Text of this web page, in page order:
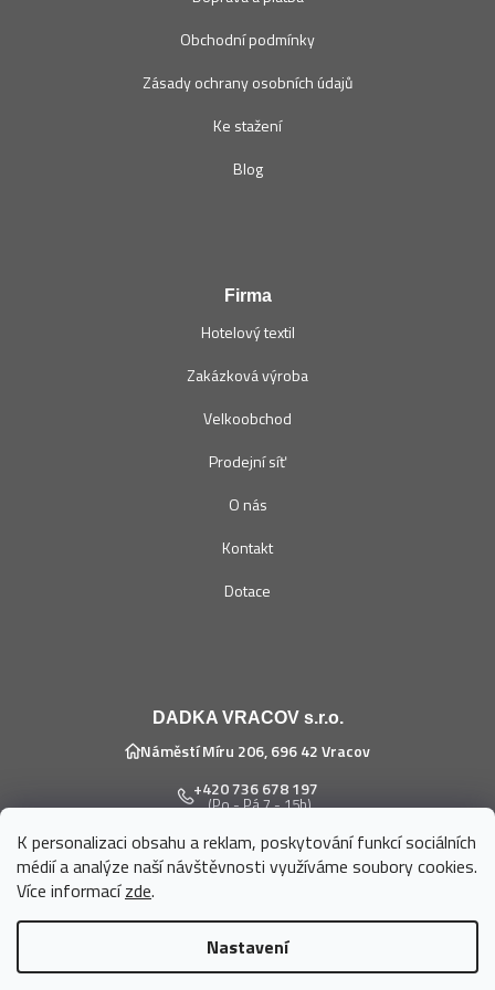
K personalizaci obsahu a reklam, poskytování funkcí sociálních
médií a analýze naší návštěvnosti využíváme soubory cookies.
Více informacízde.
Nastavení
Obchodní podmínky
Zásady ochrany osobních údajů
Ke stažení
Blog
Firma
Hotelový textil
Zakázková výroba
Velkoobchod
Prodejní síť
O nás
Kontakt
Dotace
DADKA VRACOV s.r.o.
Náměstí Míru 206, 696 42 Vracov
+420 736 678 197
(Po - Pá 7 - 15h)
eshop@dadka.cz